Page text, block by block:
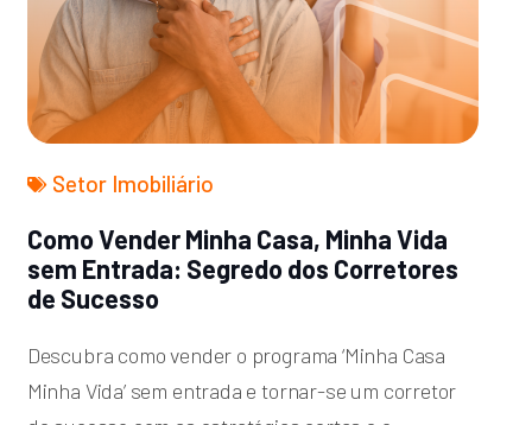
Setor Imobiliário
Como Vender Minha Casa, Minha Vida
sem Entrada: Segredo dos Corretores
de Sucesso
Descubra como vender o programa ‘Minha Casa
Minha Vida’ sem entrada e tornar-se um corretor